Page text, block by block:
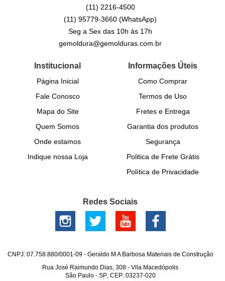
(11) 2216-4500
(11) 95779-3660(WhatsApp)
Seg a Sex das 10h às 17h
gemoldura@gemolduras.com.br
Institucional
Página Inicial
Fale Conosco
Mapa do Site
Quem Somos
Onde estamos
Indique nossa Loja
Informações Úteis
Como Comprar
Termos de Uso
Fretes e Entrega
Garantia dos produtos
Segurança
Politica de Frete Grátis
Política de Privacidade
Redes Sociais
CNPJ: 07.758.880/0001-09 - Geraldo M A Barbosa Materiais de Construção
Rua José Raimundo Dias, 308 -Vila Macedópolis
São Paulo- SP, CEP: 03237-020